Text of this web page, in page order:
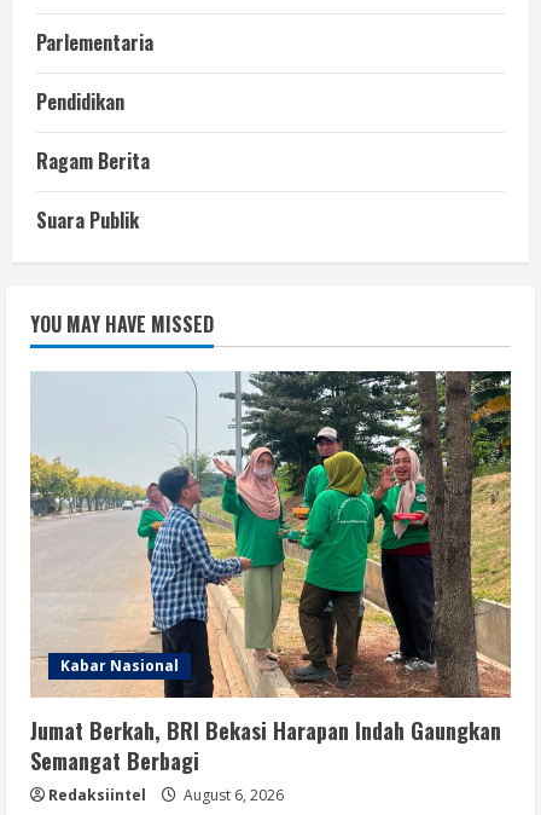
Parlementaria
Pendidikan
Ragam Berita
Suara Publik
YOU MAY HAVE MISSED
Kabar Nasional
Jumat Berkah, BRI Bekasi Harapan Indah Gaungkan
Semangat Berbagi
Redaksiintel August 6, 2026